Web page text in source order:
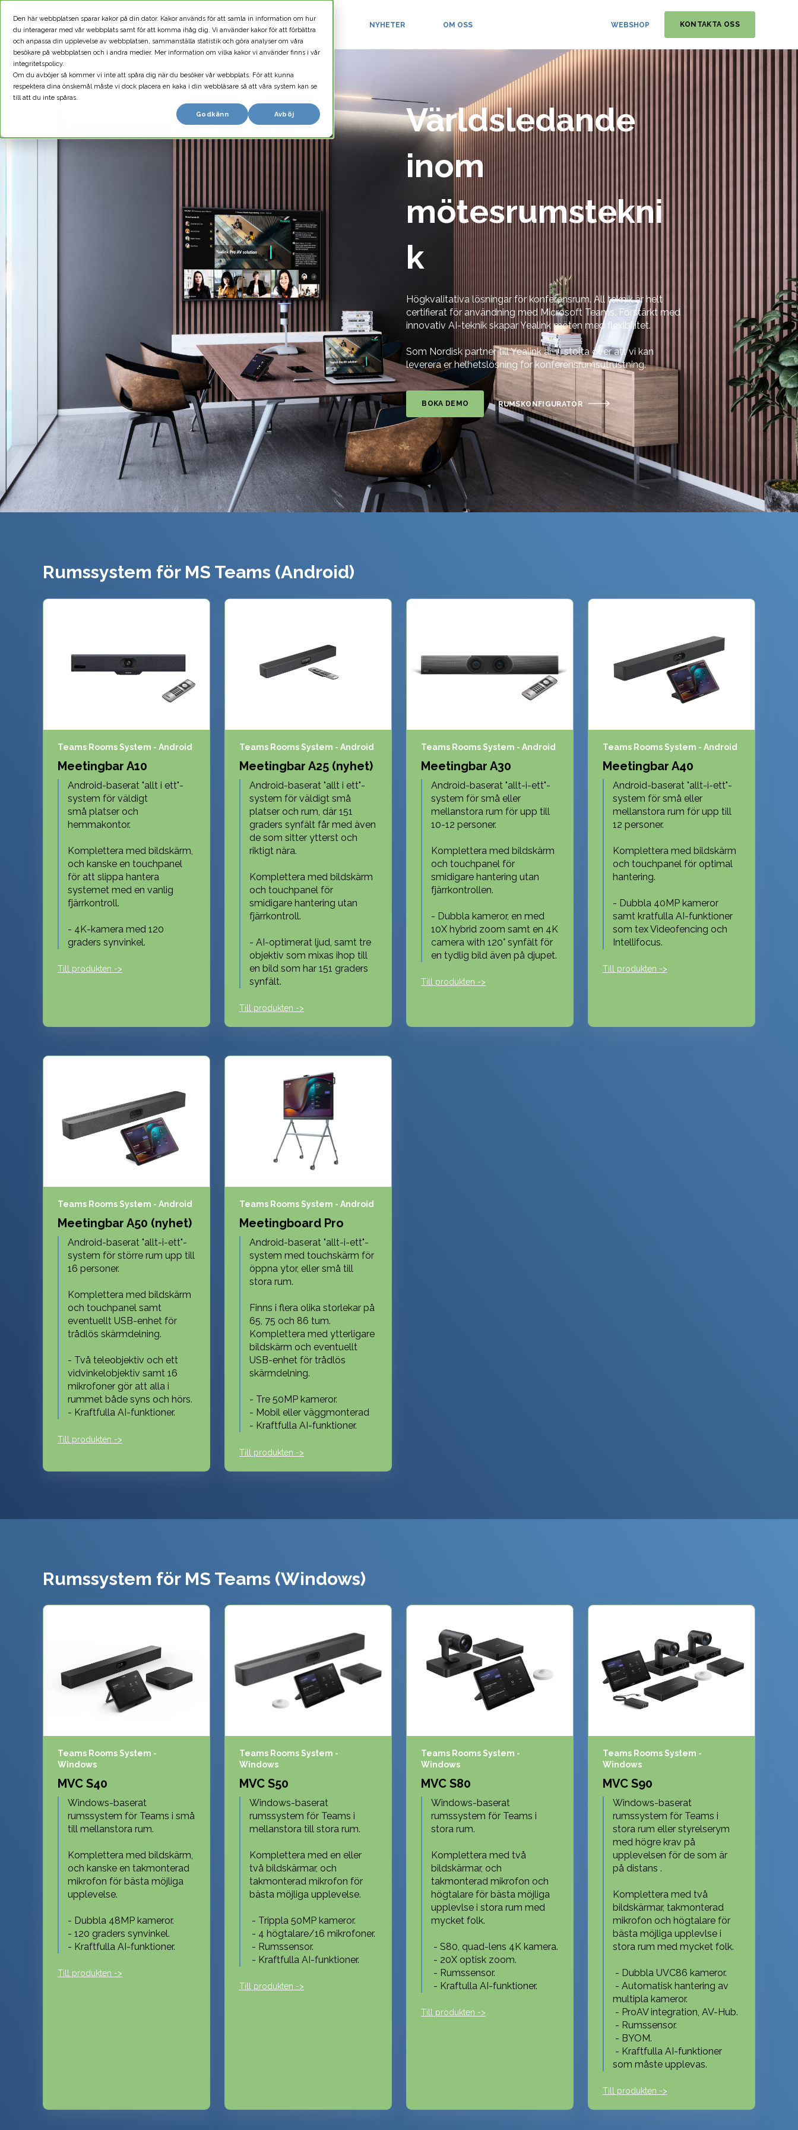
Den här webbplatsen sparar kakor på din dator. Kakor används för att samla in information om hur
du interagerar med vår webbplats samt för att komma ihåg dig. Vi använder kakor för att förbättra
och anpassa din upplevelse av webbplatsen, sammanställa statistik och göra analyser om våra
besökare på webbplatsen och i andra medier. Mer information om vilka kakor vi använder finns i vår
integritetspolicy.
Om du avböjer så kommer vi inte att spåra dig när du besöker vår webbplats. För att kunna
respektera dina önskemål måste vi dock placera en kaka i din webbläsare så att våra system kan se
till att du inte spåras.
Godkänn Avböj
NYHETER OM OSS WEBSHOP KONTAKTA OSS
Världsledande
inom
mötesrumstekni
k
Högkvalitativa lösningar för konferensrum. All teknik är helt
certifierat för användning med Microsoft Teams. Förstärkt med
innovativ AI-teknik skapar Yealink möten med flexibilitet.
Som Nordisk partner till Yealink är vi stolta över att vi kan
leverera er helhetslösning för konferensrumsutrustning.
BOKA DEMO RUMSKONFIGURATOR
Rumssystem för MS Teams (Android)
Teams Rooms System - Android
Meetingbar A10
Android-baserat "allt i ett"-
system för väldigt
små platser och
hemmakontor.
Komplettera med bildskärm,
och kanske en touchpanel
för att slippa hantera
systemet med en vanlig
fjärrkontroll.
- 4K-kamera med 120
graders synvinkel.
Till produkten ->
Teams Rooms System - Android
Meetingbar A25 (nyhet)
Android-baserat "allt i ett"-
system för väldigt små
platser och rum, där 151
graders synfält får med även
de som sitter ytterst och
riktigt nära.
Komplettera med bildskärm
och touchpanel för
smidigare hantering utan
fjärrkontroll.
- AI-optimerat ljud, samt tre
objektiv som mixas ihop till
en bild som har 151 graders
synfält.
Till produkten ->
Teams Rooms System - Android
Meetingbar A30
Android-baserat "allt-i-ett"-
system för små eller
mellanstora rum för upp till
10-12 personer.
Komplettera med bildskärm
och touchpanel för
smidigare hantering utan
fjärrkontrollen.
- Dubbla kameror, en med
10X hybrid zoom samt en 4K
camera with 120° synfält för
en tydlig bild även på djupet.
Till produkten ->
Teams Rooms System - Android
Meetingbar A40
Android-baserat "allt-i-ett"-
system för små eller
mellanstora rum för upp till
12 personer.
Komplettera med bildskärm
och touchpanel för optimal
hantering.
- Dubbla 40MP kameror
samt kratfulla AI-funktioner
som tex Videofencing och
Intellifocus.
Till produkten ->
Teams Rooms System - Android
Meetingbar A50 (nyhet)
Android-baserat "allt-i-ett"-
system för större rum upp till
16 personer.
Komplettera med bildskärm
och touchpanel samt
eventuellt USB-enhet för
trådlös skärmdelning.
- Två teleobjektiv och ett
vidvinkelobjektiv samt 16
mikrofoner gör att alla i
rummet både syns och hörs.
- Kraftfulla AI-funktioner.
Till produkten ->
Teams Rooms System - Android
Meetingboard Pro
Android-baserat "allt-i-ett"-
system med touchskärm för
öppna ytor, eller små till
stora rum.
Finns i flera olika storlekar på
65, 75 och 86 tum.
Komplettera med ytterligare
bildskärm och eventuellt
USB-enhet för trådlös
skärmdelning.
- Tre 50MP kameror.
- Mobil eller väggmonterad
- Kraftfulla AI-funktioner.
Till produkten ->
Rumssystem för MS Teams (Windows)
Teams Rooms System -
Windows
MVC S40
Windows-baserat
rumssystem för Teams i små
till mellanstora rum.
Komplettera med bildskärm,
och kanske en takmonterad
mikrofon för bästa möjliga
upplevelse.
- Dubbla 48MP kameror.
- 120 graders synvinkel.
- Kraftfulla AI-funktioner.
Till produkten ->
Teams Rooms System -
Windows
MVC S50
Windows-baserat
rumssystem för Teams i
mellanstora till stora rum.
Komplettera med en eller
två bildskärmar, och
takmonterad mikrofon för
bästa möjliga upplevelse.
- Trippla 50MP kameror.
- 4 högtalare/16 mikrofoner.
- Rumssensor.
- Kraftfulla AI-funktioner.
Till produkten ->
Teams Rooms System -
Windows
MVC S80
Windows-baserat
rumssystem för Teams i
stora rum.
Komplettera med två
bildskärmar, och
takmonterad mikrofon och
högtalare för bästa möjliga
upplevlse i stora rum med
mycket folk.
- S80, quad-lens 4K kamera.
- 20X optisk zoom.
- Rumssensor.
- Kraftulla AI-funktioner.
Till produkten ->
Teams Rooms System -
Windows
MVC S90
Windows-baserat
rumssystem för Teams i
stora rum eller styrelserym
med högre krav på
upplevelsen för de som är
på distans .
Komplettera med två
bildskärmar, takmonterad
mikrofon och högtalare för
bästa möjliga upplevlse i
stora rum med mycket folk.
- Dubbla UVC86 kameror.
- Automatisk hantering av
multipla kameror.
- ProAV integration, AV-Hub.
- Rumssensor.
- BYOM.
- Kraftfulla AI-funktioner
som måste upplevas.
Till produkten ->